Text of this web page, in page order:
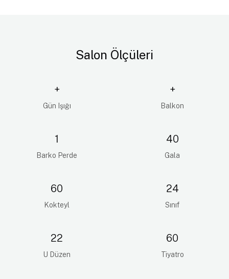
Salon Ölçüleri
+
Gün Işığı
+
Balkon
1
Barko Perde
40
Gala
60
Kokteyl
24
Sınıf
22
U Düzen
60
Tiyatro